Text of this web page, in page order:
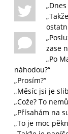
zase
„Po
náhodou?“
„Prosím?“
„Měsíc jsi je
„Cože? To
„Přísahám na
„To je moc